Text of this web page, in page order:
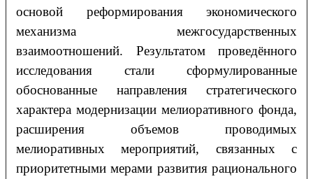
основой реформирования экономического
механизма межгосударственных
взаимоотношений. Результатом проведённого
исследования стали сформулированные
обоснованные направления стратегического
характера модернизации мелиоративного фонда,
расширения объемов проводимых
мелиоративных мероприятий, связанных с
приоритетными мерами развития рационального